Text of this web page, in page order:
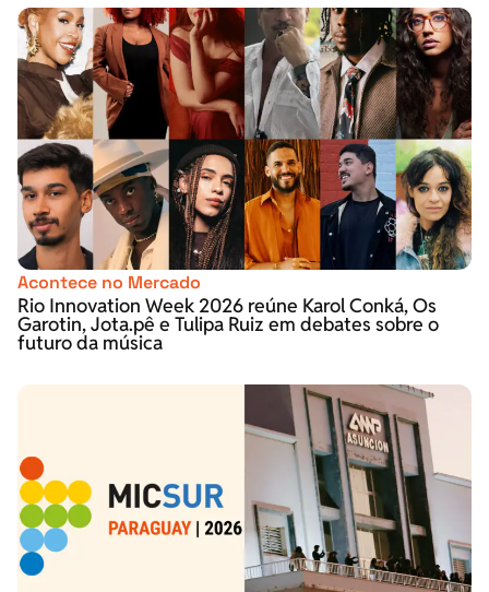
Acontece no Mercado
Rio Innovation Week 2026 reúne Karol Conká, Os
Garotin, Jota.pê e Tulipa Ruiz em debates sobre o
futuro da música